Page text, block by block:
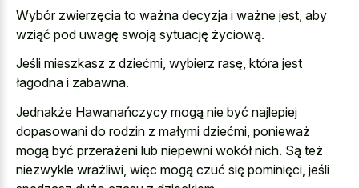
Wybór zwierzęcia to ważna decyzja i ważne jest, aby
wziąć pod uwagę swoją sytuację życiową.
Jeśli mieszkasz z dziećmi, wybierz rasę, która jest
łagodna i zabawna.
Jednakże Hawanańczycy mogą nie być najlepiej
dopasowani do rodzin z małymi dziećmi, ponieważ
mogą być przerażeni lub niepewni wokół nich. Są też
niezwykle wrażliwi, więc mogą czuć się pominięci, jeśli